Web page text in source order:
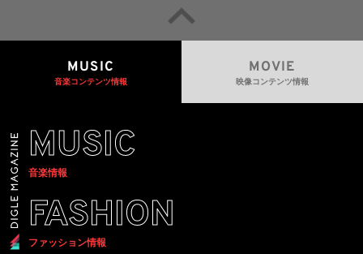
MUSIC
音楽コンテンツ情報
MOVIE
映像コンテンツ情報
MUSIC
音楽情報
FASHION
ファッション情報